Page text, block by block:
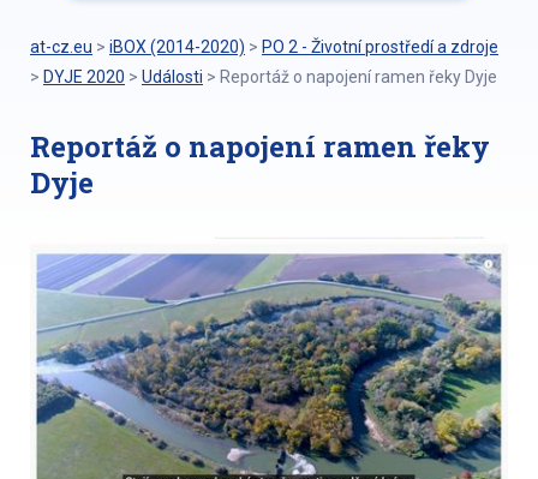
at-cz.eu > iBOX (2014-2020) > PO 2 - Životní prostředí a zdroje
> DYJE 2020 > Události > Reportáž o napojení ramen řeky Dyje
Reportáž o napojení ramen řeky
Dyje